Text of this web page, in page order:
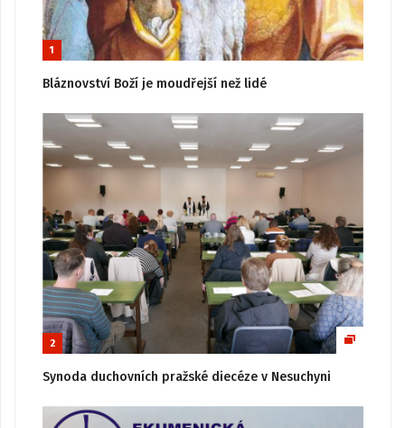
1
Bláznovství Boží je moudřejší než lidé
2
Synoda duchovních pražské diecéze v Nesuchyni